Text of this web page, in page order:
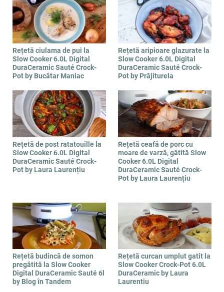
Rețetă ciulama de pui la
Slow Cooker 6.0L Digital
DuraCeramic Sauté Crock-
Pot by Bucătar Maniac
Rețetă aripioare glazurate la
Slow Cooker 6.0L Digital
DuraCeramic Sauté Crock-
Pot by Prăjiturela
Rețetă de post ratatouille la
Slow Cooker 6.0L Digital
DuraCeramic Sauté Crock-
Pot by Laura Laurențiu
Rețetă ceafă de porc cu
moare de varză, gătită Slow
Cooker 6.0L Digital
DuraCeramic Sauté Crock-
Pot by Laura Laurențiu
Rețetă budincă de somon
pregătită la Slow Cooker
Digital DuraCeramic Sauté 6l
by Blog în Tandem
Rețetă curcan umplut gatit la
Slow Cooker Crock-Pot 6.0L
DuraCeramic by Laura
Laurentiu